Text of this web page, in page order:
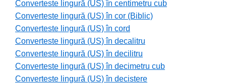
Converteste lingură (US) în centimetru cub
Converteste lingură (US) în cor (Biblic)
Converteste lingură (US) în cord
Converteste lingură (US) în decalitru
Converteste lingură (US) în decilitru
Converteste lingură (US) în decimetru cub
Converteste lingură (US) în decistere